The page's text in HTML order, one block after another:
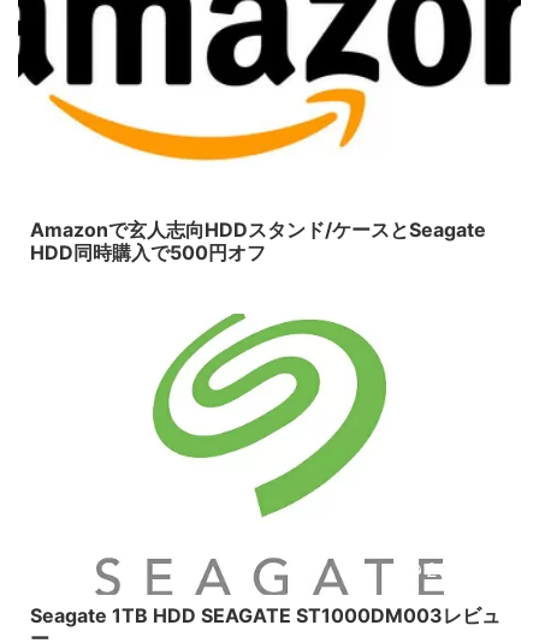
Amazonで玄人志向HDDスタンド/ケースとSeagate
HDD同時購入で500円オフ
2015/2/4
Seagate 1TB HDD SEAGATE ST1000DM003レビュ
ー